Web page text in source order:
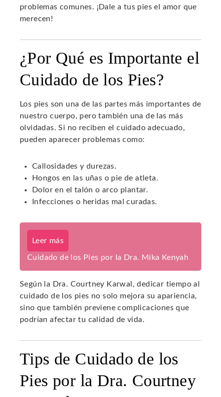
problemas comunes. ¡Dale a tus pies el amor que
merecen!
¿Por Qué es Importante el
Cuidado de los Pies?
Los pies son una de las partes más importantes de
nuestro cuerpo, pero también una de las más
olvidadas. Si no reciben el cuidado adecuado,
pueden aparecer problemas como:
Callosidades y durezas.
Hongos en las uñas o pie de atleta.
Dolor en el talón o arco plantar.
Infecciones o heridas mal curadas.
Leer más
Cuidado de los Pies por la Dra. Mika Kenyah
Según la Dra. Courtney Karwal, dedicar tiempo al
cuidado de los pies no solo mejora su apariencia,
sino que también previene complicaciones que
podrían afectar tu calidad de vida.
Tips de Cuidado de los
Pies por la Dra. Courtney